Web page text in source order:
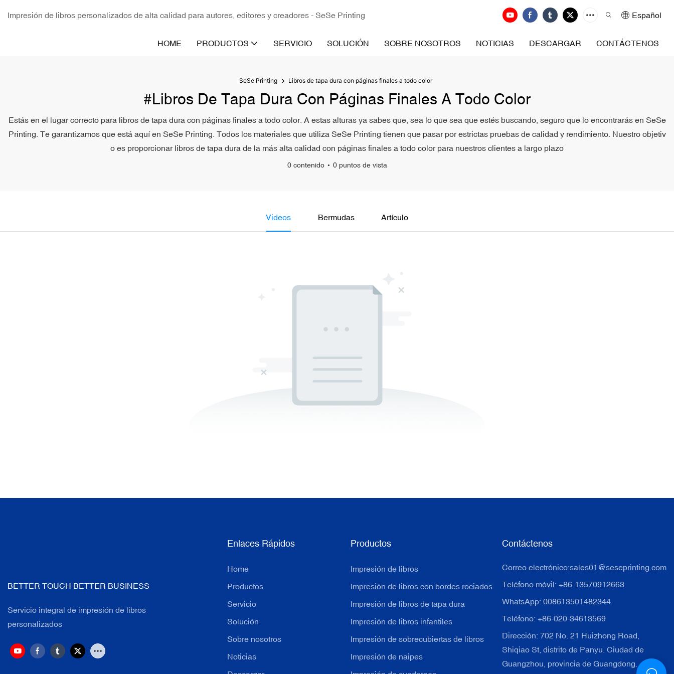
Impresión de libros personalizados de alta calidad para autores, editores y creadores - SeSe Printing Español
HOME PRODUCTOS SERVICIO SOLUCIÓN SOBRE NOSOTROS NOTICIAS DESCARGAR CONTÁCTENOS
SeSe Printing Libros de tapa dura con páginas finales a todo color
#Libros De Tapa Dura Con Páginas Finales A Todo Color
Estás en el lugar correcto para libros de tapa dura con páginas finales a todo color. A estas alturas ya sabes que, sea lo que sea que estés buscando, seguro que lo encontrarás en SeSe
Printing. Te garantizamos que está aquí en SeSe Printing. Todos los materiales que utiliza SeSe Printing tienen que pasar por estrictas pruebas de calidad y rendimiento. Nuestro objetiv
o es proporcionar libros de tapa dura de la más alta calidad con páginas finales a todo color para nuestros clientes a largo plazo
0 contenido 0 puntos de vista
Videos Bermudas Artículo
BETTER TOUCH BETTER BUSINESS
Servicio integral de impresión de libros
personalizados
Enlaces Rápidos
Home
Productos
Servicio
Solución
Sobre nosotros
Noticias
Productos
Impresión de libros
Impresión de libros con bordes rociados
Impresión de libros de tapa dura
Impresión de libros infantiles
Impresión de sobrecubiertas de libros
Impresión de naipes
Contáctenos
Correo electrónico:sales01@seseprinting.com
Teléfono móvil: +86-13570912663
WhatsApp: 008613501482344
Teléfono: +86-020-34613569
Dirección: 702 No. 21 Huizhong Road,
Shiqiao St, distrito de Panyu. Ciudad de
Guangzhou, provincia de Guangdong.